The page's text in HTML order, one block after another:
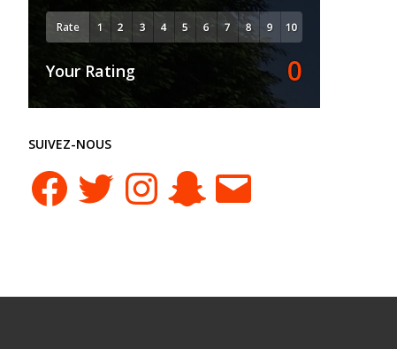
Rate
Your Rating 0
SUIVEZ-NOUS
FacebookTwitter InstagramSnapchatE-
mail